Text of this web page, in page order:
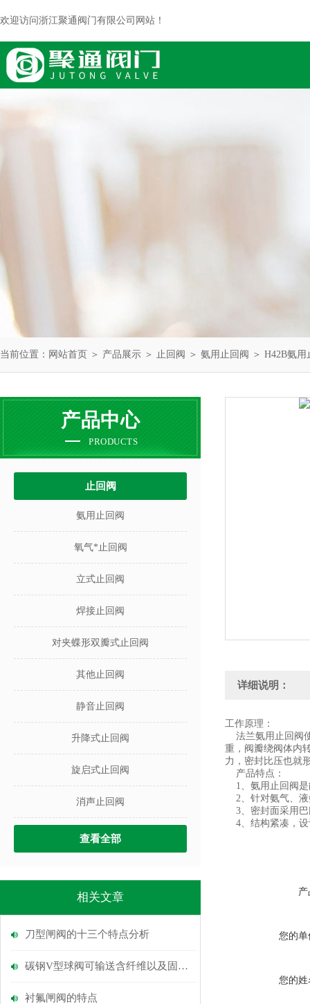
欢迎访问浙江聚通阀门有限公司网站！
当前位置： 网站首页 ＞ 产品展示 ＞ 止回阀 ＞ 氨用止回阀 ＞ H42B氨
产品中心
PRODUCTS
止回阀
氨用止回阀
氧气*止回阀
立式止回阀
焊接止回阀
对夹蝶形双瓣式止回阀
其他止回阀
静音止回阀
升降式止回阀
旋启式止回阀
消声止回阀
查看全部
相关文章
刀型闸阀的十三个特点分析
碳钢V型球阀可输送含纤维以及固体颗粒的液体
衬氟闸阀的特点
详细说明：
工作原理：
法兰氨用止回阀
重，阀瓣绕阀体内
力，密封比压也就
产品特点：
1、氨用止回阀是
2、针对氨气、液
3、密封面采用巴
4、结构紧凑，设
您的单
您的姓